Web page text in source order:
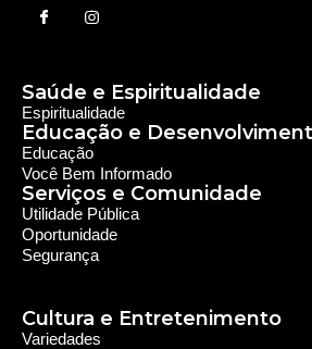
Saúde e Espiritualidade
Espiritualidade
Educação e
Educação
Você Bem Informado
Serviços e Comunidade
Utilidade Pública
Oportunidade
Segurança
Cultura e Entretenimento
Variedades